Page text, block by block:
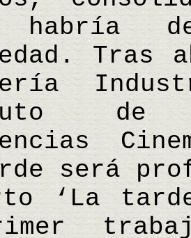
habría
Tras
de
será
‘La